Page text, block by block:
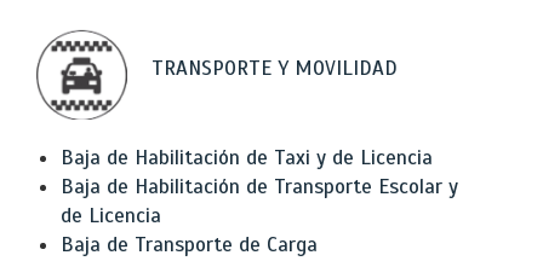
TRANSPORTE Y MOVILIDAD
Baja de Habilitación de Taxi y de Licencia
Baja de Habilitación de Transporte Escolar y
de Licencia
Baja de Transporte de Carga